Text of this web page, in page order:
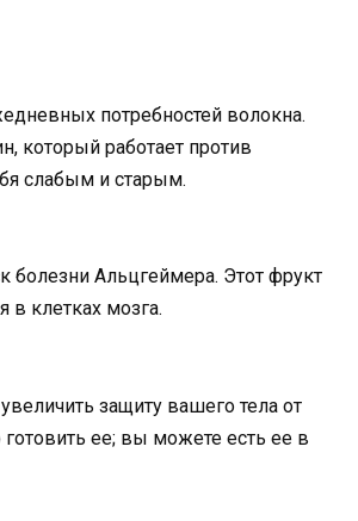
потребностей волокна.
который работает против
слабым и старым.
болезни Альцгеймера. Этот фрукт
клетках мозга.
защиту вашего тела от
ее; вы можете есть ее в